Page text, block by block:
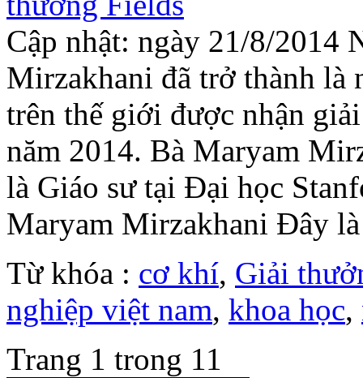
Cập nhật: ngày 21/8/2014
Mirzakhani đã trở thành là
trên thế giới được nhận
năm 2014. Bà Maryam
là Giáo sư tại Đại học
Maryam Mirzakhani Đây
Từ khóa : cơ khí, Giải
nghiệp việt nam, khoa học,
Trang 1 trong 11